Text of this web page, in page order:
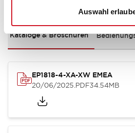
Auswahl
Kataloge & Broschüren
EP1818-4-XA-XW EMEA
20/06/2025.PDF34.54MB